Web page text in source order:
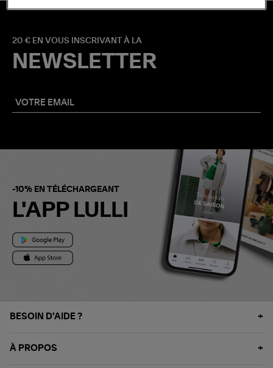
20 € EN VOUS INSCRIVANT À LA
NEWSLETTER
-10% EN TÉLÉCHARGEANT
L'APP LULLI
BESOIN D'AIDE ?
À PROPOS